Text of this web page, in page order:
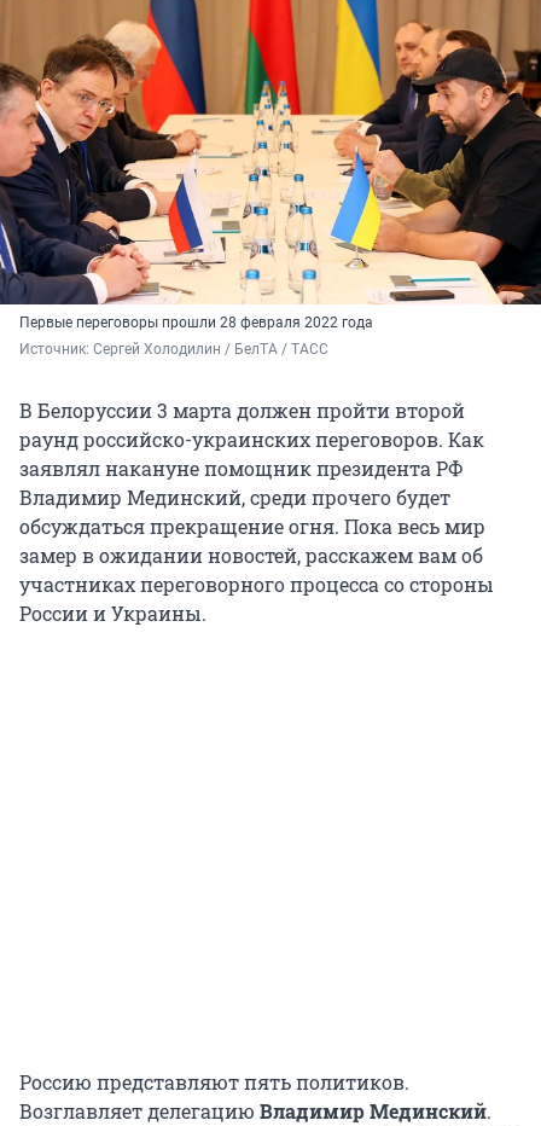
Первые переговоры прошли 28 февраля 2022 года
Источник: Сергей Холодилин / БелТА / ТАСС
В Белоруссии 3 марта должен пройти второй
раунд российско-украинских переговоров. Как
заявлял накануне помощник президента РФ
Владимир Мединский, среди прочего будет
обсуждаться прекращение огня. Пока весь мир
замер в ожидании новостей, расскажем вам об
участниках переговорного процесса со стороны
России и Украины.
Россию представляют пять политиков.
Возглавляет делегацию Владимир Мединский.